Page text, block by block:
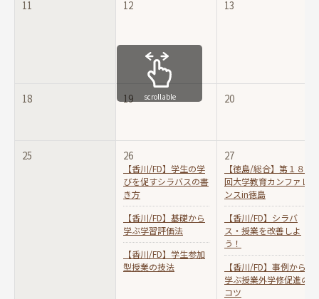
11 12 13
18 19 20
25 26
【香川/FD】学生の学
びを促すシラバスの書
き方
【香川/FD】基礎から
学ぶ学習評価法
【香川/FD】学生参加
型授業の技法
27
【徳島/総合】第１８
回大学教育カンファレ
ンスin徳島
【香川/FD】シラバ
ス・授業を改善しよ
う！
【香川/FD】事例から
学ぶ授業外学修促進の
コツ
scrollable